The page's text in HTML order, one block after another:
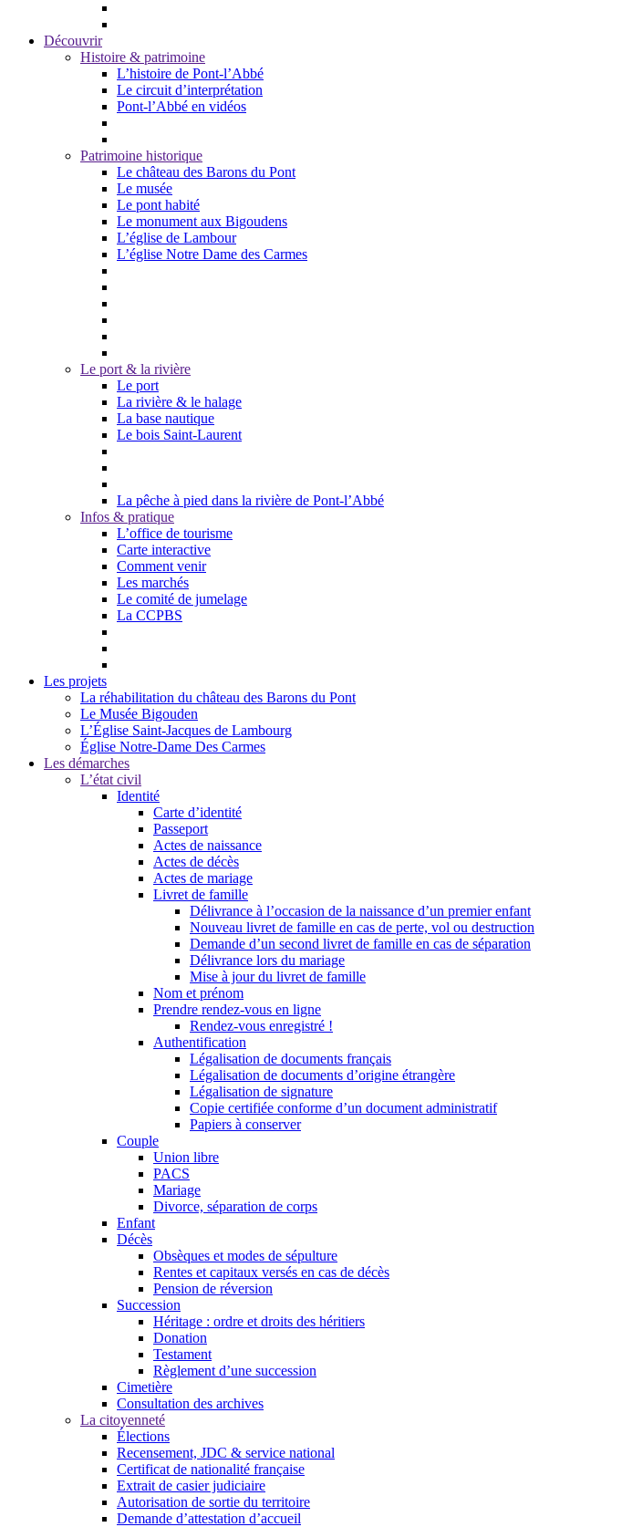
Découvrir
Histoire & patrimoine
L’histoire de Pont-l’Abbé
Le circuit d’interprétation
Pont-l’Abbé en vidéos
Patrimoine historique
Le château des Barons du Pont
Le musée
Le pont habité
Le monument aux Bigoudens
L’église de Lambour
L’église Notre Dame des Carmes
Le port & la rivière
Le port
La rivière & le halage
La base nautique
Le bois Saint-Laurent
La pêche à pied dans la rivière de Pont-l’Abbé
Infos & pratique
L’office de tourisme
Carte interactive
Comment venir
Les marchés
Le comité de jumelage
La CCPBS
Les projets
La réhabilitation du château des Barons du Pont
Le Musée Bigouden
L’Église Saint-Jacques de Lambourg
Église Notre-Dame Des Carmes
Les démarches
L’état civil
Identité
Carte d’identité
Passeport
Actes de naissance
Actes de décès
Actes de mariage
Livret de famille
Délivrance à l’occasion de la naissance d’un premier enfant
Nouveau livret de famille en cas de perte, vol ou destruction
Demande d’un second livret de famille en cas de séparation
Délivrance lors du mariage
Mise à jour du livret de famille
Nom et prénom
Prendre rendez-vous en ligne
Rendez-vous enregistré !
Authentification
Légalisation de documents français
Légalisation de documents d’origine étrangère
Légalisation de signature
Copie certifiée conforme d’un document administratif
Papiers à conserver
Couple
Union libre
PACS
Mariage
Divorce, séparation de corps
Enfant
Décès
Obsèques et modes de sépulture
Rentes et capitaux versés en cas de décès
Pension de réversion
Succession
Héritage : ordre et droits des héritiers
Donation
Testament
Règlement d’une succession
Cimetière
Consultation des archives
La citoyenneté
Élections
Recensement, JDC & service national
Certificat de nationalité française
Extrait de casier judiciaire
Autorisation de sortie du territoire
Demande d’attestation d’accueil